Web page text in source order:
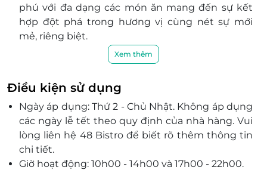
phú với đa dạng các món ăn mang đến sự kết
hợp đột phá trong hương vị cùng nét sự mới
mẻ, riêng biệt.
Bạn sẽ có cơ hội thưởng thức thịt cua đút lò phô
mai thượng hạng, súp hành tây kiểu Pháp đậm
đà hay Cá thu Nhật tẩm bột chiên sốt trái bơ và
mù tạt xanh, Thăn bò Ribeye nướng sốt rượu
vang đỏ đầy bổ dưỡng, ấn tượng.
Nguyên liệu được lựa chọn khắt khe, tươi mới từ
những nhà cung cấp uy tín, chất lượng được chế
biến qua bàn tay của đội ngũ đầu bếp tài hoa
mang đến trải nghiệm ẩm thực lôi cuốn tới mọi
Xem thêm
Điều kiện sử dụng
Ngày áp dụng: Thứ 2 - Chủ Nhật. Không áp dụng
các ngày lễ tết theo quy định của nhà hàng. Vui
lòng liên hệ 48 Bistro để biết rõ thêm thông tin
chi tiết.
Giờ hoạt động: 10h00 - 14h00 và 17h00 - 22h00.